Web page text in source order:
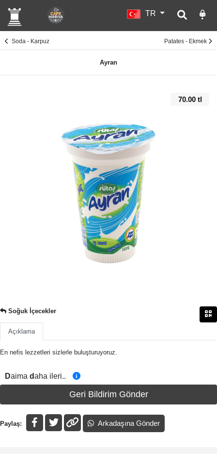
TR
Soda - Karpuz Patates - Ekmek
Ayran
70.00 tl
Soğuk İçecekler
Açıklama
En nefis lezzetleri sizlerle buluşturuyoruz.
Daima daha ileri..
Geri Bildirim Gönder
Paylaş: Arkadaşına Gönder